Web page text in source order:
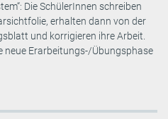
Die SchülerInnen schreiben
erhalten dann von der
und korrigieren ihre Arbeit.
neue Erarbeitungs-/Übungsphase